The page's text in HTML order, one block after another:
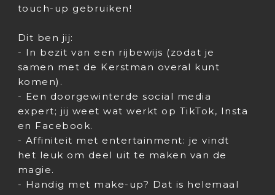
touch-up gebruiken!
Dit ben jij:
- In bezit van een rijbewijs (zodat je
samen met de Kerstman overal kunt
komen).
- Een doorgewinterde social media
expert; jij weet wat werkt op TikTok, Insta
en Facebook.
- Affiniteit met entertainment: je vindt
het leuk om deel uit te maken van de
magie.
- Handig met make-up? Dat is helemaal